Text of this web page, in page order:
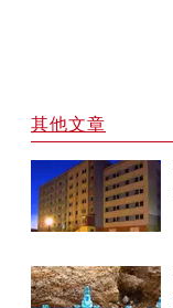
其他文章